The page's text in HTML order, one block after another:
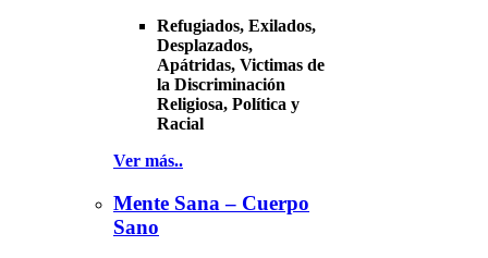
Refugiados, Exilados,
Desplazados,
Apátridas, Victimas de
la Discriminación
Religiosa, Política y
Racial
Ver más..
Mente Sana – Cuerpo
Sano